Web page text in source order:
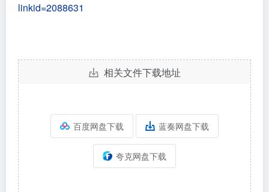
linkid=2088631
相关文件下载地址
百度网盘下载 蓝奏网盘下载
夸克网盘下载